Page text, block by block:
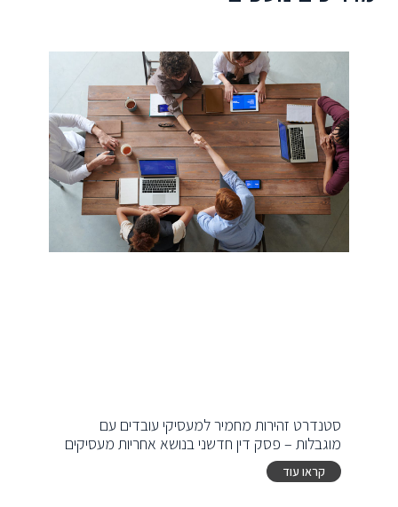
סטנדרט זהירות מחמיר למעסיקי עובדים עם
מוגבלות – פסק דין חדשני בנושא אחריות מעסיקים
קראו עוד